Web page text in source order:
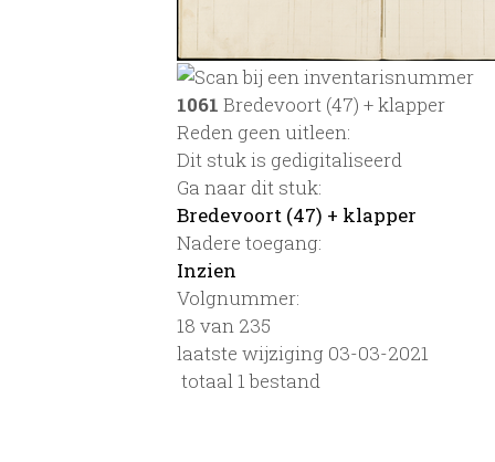
1061 Bredevoort (47) + klapper
Reden geen uitleen:
Dit stuk is gedigitaliseerd
Ga naar dit stuk:
Bredevoort (47) + klapper
Nadere toegang:
Inzien
Volgnummer:
18 van 235
laatste wijziging 03-03-2021
totaal 1 bestand